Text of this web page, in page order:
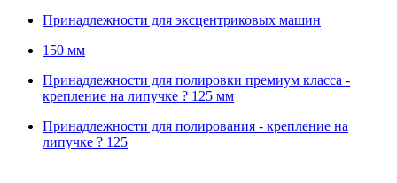
Принадлежности для эксцентриковых машин
150 мм
Принадлежности для полировки премиум класса -
крепление на липучке ? 125 мм
Принадлежности для полирования - крепление на
липучке ? 125